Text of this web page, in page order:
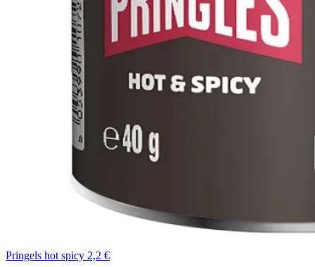
Pringels hot spicy 2,2 €